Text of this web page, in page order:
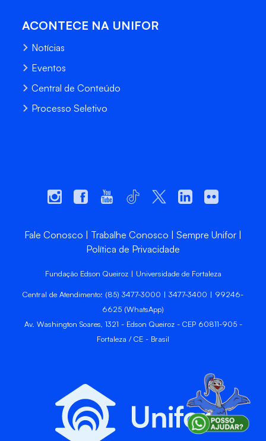
ACONTECE NA UNIFOR
Notícias
Eventos
Central de Conteúdo
Processo Seletivo
Fale Conosco Trabalhe Conosco
Sempre Unifor
Política de Privacidade
Fundação Edson Queiroz | Universidade de Fortaleza
Central de Atendimento: (85) 3477-3000 | 3477-3400 | 99246-
6625 (WhatsApp)
Av. Washington Soares, 1321 - Edson Queiroz - CEP 60811-905 -
Fortaleza / CE - Brasil